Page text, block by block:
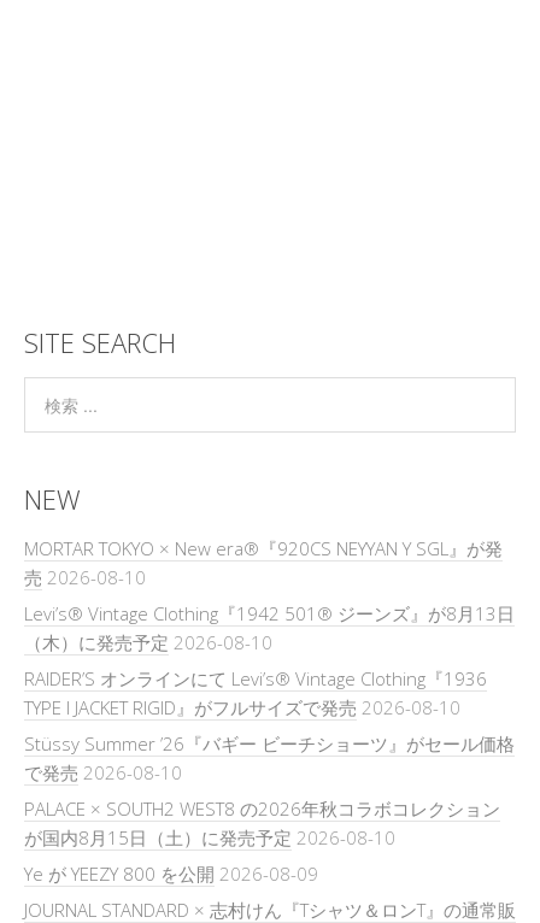
SITE SEARCH
NEW
MORTAR TOKYO × New era®『920CS NEYYAN Y SGL』が発
売 2026-08-10
Levi’s® Vintage Clothing『1942 501® ジーンズ』が8月13日
（木）に発売予定 2026-08-10
RAIDER’S オンラインにて Levi’s® Vintage Clothing『1936
TYPE I JACKET RIGID』がフルサイズで発売 2026-08-10
Stüssy Summer ’26『バギー ビーチショーツ』がセール価格
で発売 2026-08-10
PALACE × SOUTH2 WEST8 の2026年秋コラボコレクション
が国内8月15日（土）に発売予定 2026-08-10
Ye が YEEZY 800 を公開 2026-08-09
JOURNAL STANDARD × 志村けん『Tシャツ＆ロンT』の通常販